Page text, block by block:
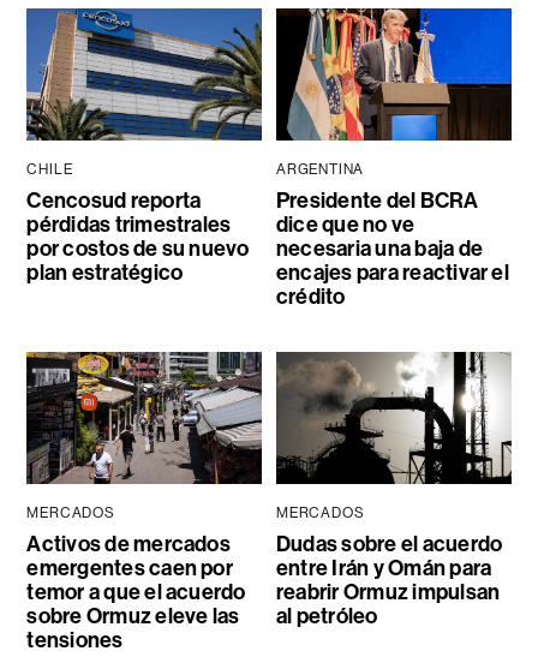
CHILE
Cencosud reporta
pérdidas trimestrales
por costos de su nuevo
plan estratégico
ARGENTINA
Presidente del BCRA
dice que no ve
necesaria una baja de
encajes para reactivar el
crédito
MERCADOS
Activos de mercados
emergentes caen por
temor a que el acuerdo
sobre Ormuz eleve las
tensiones
MERCADOS
Dudas sobre el acuerdo
entre Irán y Omán para
reabrir Ormuz impulsan
al petróleo